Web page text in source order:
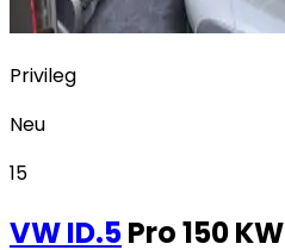
Privileg
Neu
15
VWID.5Pro 150 KW